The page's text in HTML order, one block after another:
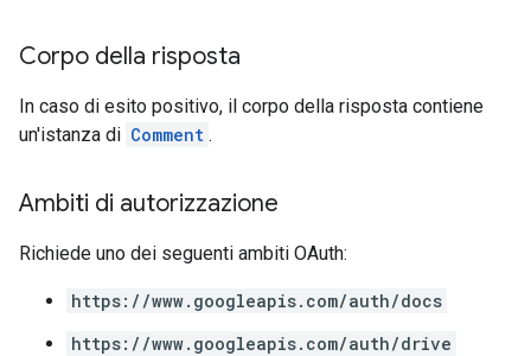
Corpo della risposta
In caso di esito positivo, il corpo della risposta contiene
un'istanza di Comment .
Ambiti di autorizzazione
Richiede uno dei seguenti ambiti OAuth:
https://www.googleapis.com/auth/docs
https://www.googleapis.com/auth/drive